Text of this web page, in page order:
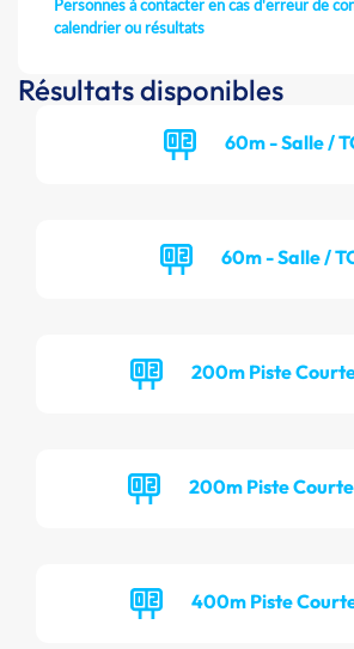
Personnes à contacter en cas d'erreur de
calendrier ou résultats
Résultats disponibles
60m - Salle /
60m - Salle /
200m Piste
200m Piste
400m Piste